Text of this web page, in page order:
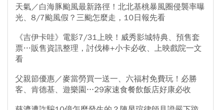
天氣／白海豚颱風最新路徑！北北基桃暴風圈侵襲率曝
光、8/7颱風假？三颱怎麼走，10日報先看
《吉伊卡哇》電影7/31上映！威秀影城特典、預售套
票…販售資訊整理，討伐棒+小卡必收、上映戲院一文
看
父親節優惠／麥當勞買一送一、六福村免費玩！必勝
客、肯德基、遊樂園…29家速食餐飲飯店好康必收